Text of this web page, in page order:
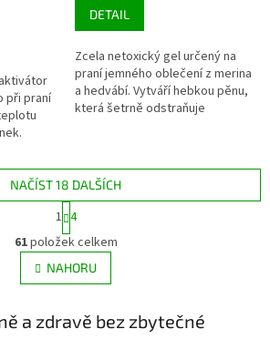
při praní
DETAIL
Zcela netoxický gel určený na
praní jemného oblečení z merina
a hedvábí. Vytváří hebkou pěnu,
která šetrně odstraňuje
O
v
l
á
a
NAČÍST 18 DALŠÍCH
S
t
r
á
n
k
v
á
1 4
61položek celkem
NAHORU
a zdravě bez zbytečné